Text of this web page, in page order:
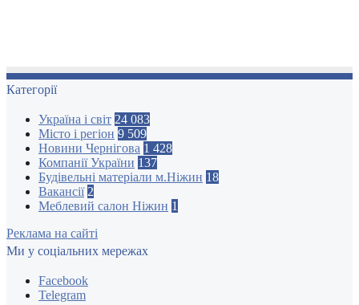
Категорії
Україна і світ 24 083
Місто і регіон 9 509
Новини Чернігова 1 428
Компанії України 137
Будівельні матеріали м.Ніжин 18
Вакансії 2
Меблевий салон Ніжин 1
Реклама на сайті
Ми у соціальних мережах
Facebook
Telegram